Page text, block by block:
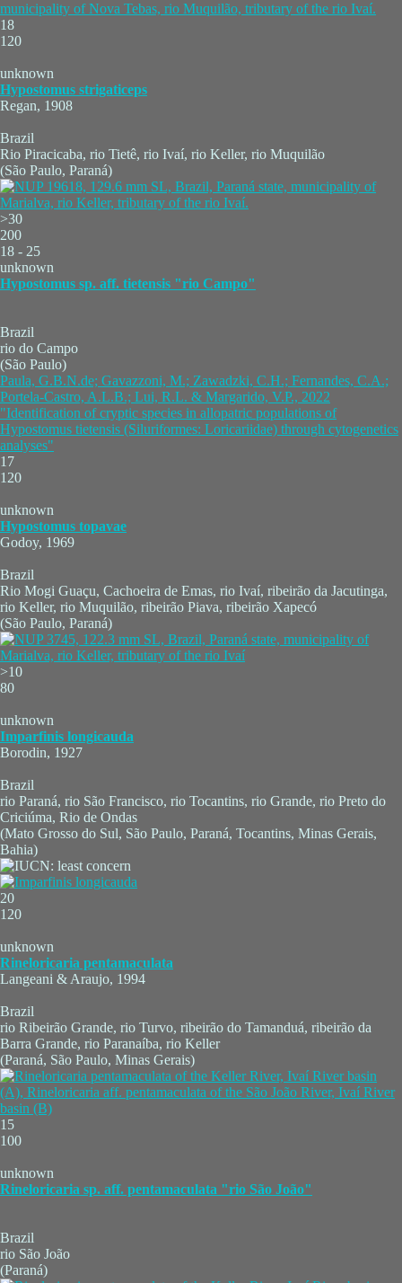
18
120
unknown
Hypostomus strigaticeps
Regan, 1908
Brazil
Rio Piracicaba, rio Tietê, rio Ivaí, rio Keller, rio Muquilão
(São Paulo, Paraná)
>30
200
18 - 25
unknown
Hypostomus sp. aff. tietensis "rio Campo"
Brazil
rio do Campo
(São Paulo)
Paula, G.B.N.de; Gavazzoni, M.; Zawadzki, C.H.; Fernandes, C.A.;
Portela-Castro, A.L.B.; Lui, R.L. & Margarido, V.P., 2022
"Identification of cryptic species in allopatric populations of
Hypostomus tietensis (Siluriformes: Loricariidae) through cytogenetics
analyses"
17
120
unknown
Hypostomus topavae
Godoy, 1969
Brazil
Rio Mogi Guaçu, Cachoeira de Emas, rio Ivaí, ribeirão da Jacutinga,
rio Keller, rio Muquilão, ribeirão Piava, ribeirão Xapecó
(São Paulo, Paraná)
>10
80
unknown
Imparfinis longicauda
Borodin, 1927
Brazil
rio Paraná, rio São Francisco, rio Tocantins, rio Grande, rio Preto do
Criciúma, Rio de Ondas
(Mato Grosso do Sul, São Paulo, Paraná, Tocantins, Minas Gerais,
Bahia)
20
120
unknown
Rineloricaria pentamaculata
Langeani & Araujo, 1994
Brazil
rio Ribeirão Grande, rio Turvo, ribeirão do Tamanduá, ribeirão da
Barra Grande, rio Paranaíba, rio Keller
(Paraná, São Paulo, Minas Gerais)
15
100
unknown
Rineloricaria sp. aff. pentamaculata "rio São João"
Brazil
rio São João
(Paraná)